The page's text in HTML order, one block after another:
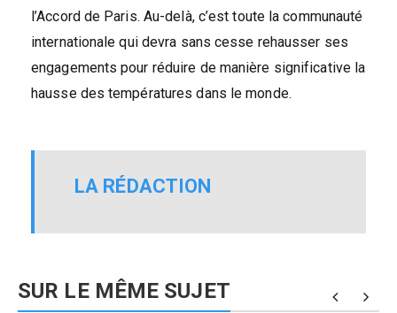
l’Accord de Paris. Au-delà, c’est toute la communauté
internationale qui devra sans cesse rehausser ses
engagements pour réduire de manière significative la
hausse des températures dans le monde.
LA RÉDACTION
SUR LE MÊME SUJET